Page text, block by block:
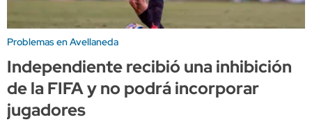
Problemas en Avellaneda
Independiente recibió una inhibición
de la FIFA y no podrá incorporar
jugadores